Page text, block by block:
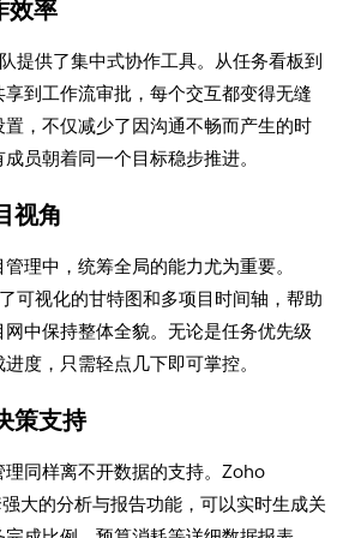
效率
提供了集中式协作工具。从任务看板到
到工作流审批，每个交互都变得无缝
，不仅减少了因沟通不畅而产生的时
员朝着同一个目标稳步推进。
视角
理中，统筹全局的能力尤为重要。
可视化的甘特图和多项目时间轴，帮助
中保持整体全貌。无论是任务优先级
度，只需轻点几下即可掌控。
策支持
理同样离不开数据的支持。Zoho
大的分析与报告功能，可以实时生成关